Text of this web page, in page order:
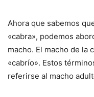
Ahora que sabemos
«cabra», podemos
macho. El macho de la
«cabrío». Estos
referirse al macho